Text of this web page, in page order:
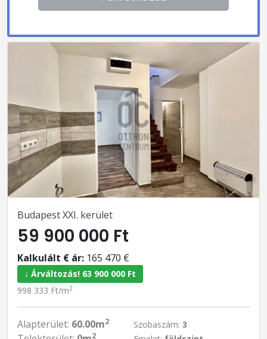
Budapest XXI. kerület
59 900 000 Ft
Kalkulált € ár: 165 470 €
↓ Árváltozás! 63 900 000 Ft
998 333 Ft/m2
Alapterület: 60.00m2
2
Szobaszám: 3